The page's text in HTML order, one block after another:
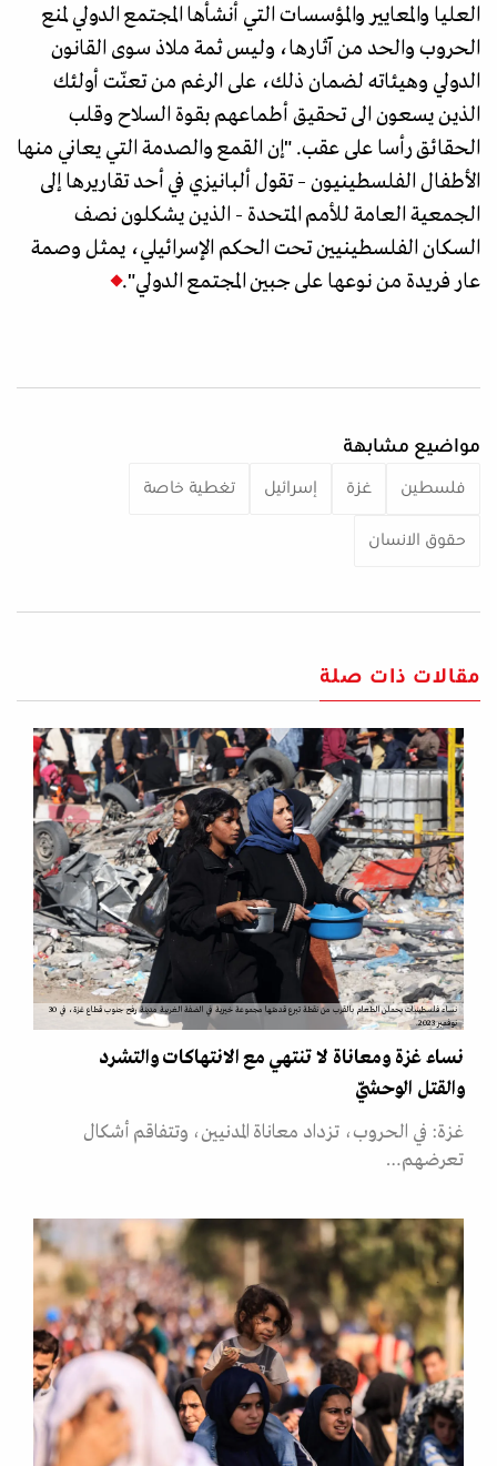
العليا والمعايير والمؤسسات التي أنشأها المجتمع الدولي لمنع
الحروب والحد من آثارها، وليس ثمة ملاذ سوى القانون
الدولي وهيئاته لضمان ذلك، على الرغم من تعنّت أولئك
الذين يسعون الى تحقيق أطماعهم بقوة السلاح وقلب
الحقائق رأسا على عقب. "إن القمع والصدمة التي يعاني منها
الأطفال الفلسطينيون – تقول ألبانيزي في أحد تقاريرها إلى
الجمعية العامة للأمم المتحدة - الذين يشكلون نصف
السكان الفلسطينيين تحت الحكم الإسرائيلي، يمثل وصمة
عار فريدة من نوعها على جبين المجتمع الدولي".
مواضيع مشابهة
فلسطين غزة إسرائيل تغطية خاصة
حقوق الانسان
مقالات ذات صلة
نساء فلسطينيات يحملن الطعام بالقرب من نقطة تبرع قدمتها مجموعة خيرية في الضفة الغربية مدينة رفح جنوب قطاع غزة، في 30
نوفمبر 2023.
نساء غزة ومعاناة لا تنتهي مع الانتهاكات والتشرد
والقتل الوحشيّ
غزة: في الحروب، تزداد معاناة المدنيين، وتتفاقم أشكال
تعرضهم…